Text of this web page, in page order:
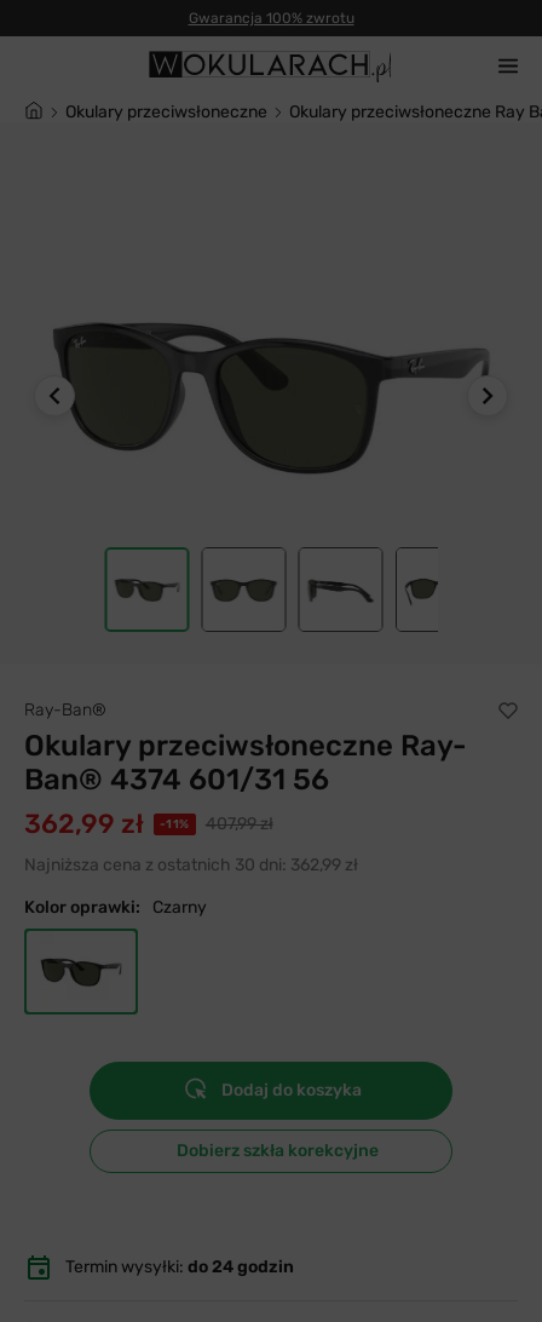
Gwarancja 100% zwrotu
Okulary przeciwsłoneczne Okulary przeciwsłoneczne Ray
Ray-Ban®
Okulary przeciwsłoneczne Ray-
Ban® 4374 601/31 56
362,99 zł -11%
407,99 zł
Najniższa cena z ostatnich 30 dni: 362,99 zł
Kolor oprawki: Czarny
Dodaj do koszyka
Dobierz szkła korekcyjne
Termin wysyłki: do 24 godzin